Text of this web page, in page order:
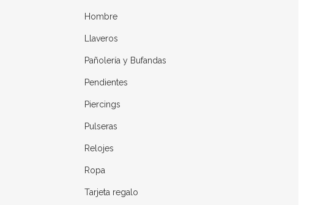
Hombre
Llaveros
Pañolería y Bufandas
Pendientes
Piercings
Pulseras
Relojes
Ropa
Tarjeta regalo